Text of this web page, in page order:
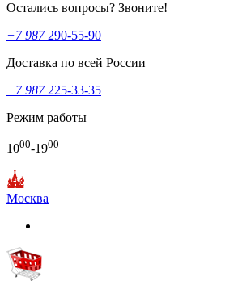
Остались вопросы? Звоните!
+7 987290-55-90
Доставка по всей России
+7 987225-33-35
Режим работы
1000-1900
Москва